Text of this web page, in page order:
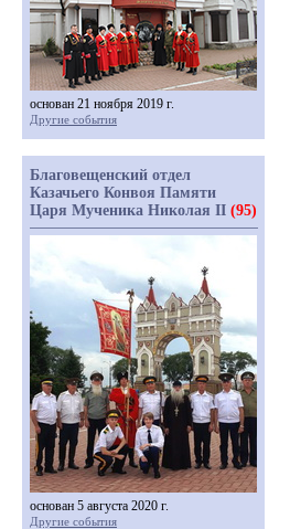
основан 21 ноября 2019 г.
Другие события
Благовещенский отдел
Казачьего Конвоя Памяти
Царя Мученика Николая II (95)
основан 5 августа 2020 г.
Другие события